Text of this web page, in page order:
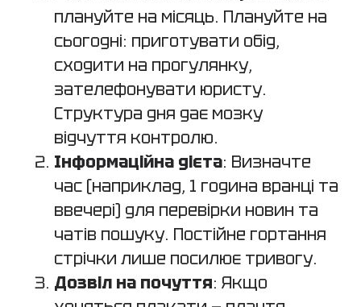
плануйте на місяць. Плануйте на
сьогодні: приготувати обід,
сходити на прогулянку,
зателефонувати юристу.
Структура дня дає мозку
відчуття контролю.
Інформаційна дієта: Визначте
час (наприклад, 1 година вранці та
ввечері) для перевірки новин та
чатів пошуку. Постійне гортання
стрічки лише посилює тривогу.
Дозвіл на почуття: Якщо